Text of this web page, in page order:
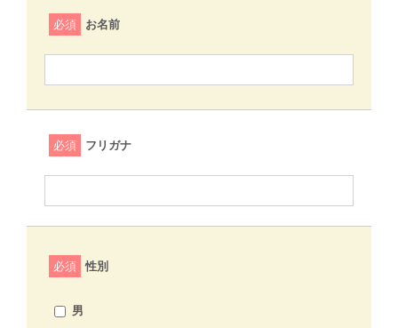
必須 お名前
必須 フリガナ
必須 性別
男